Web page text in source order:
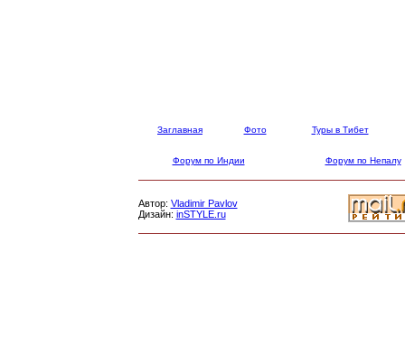
Заглавная Фото Туры в Тибет
Форум по Индии Форум по Непалу
Автор: Vladimir Pavlov
Дизайн: inSTYLE.ru